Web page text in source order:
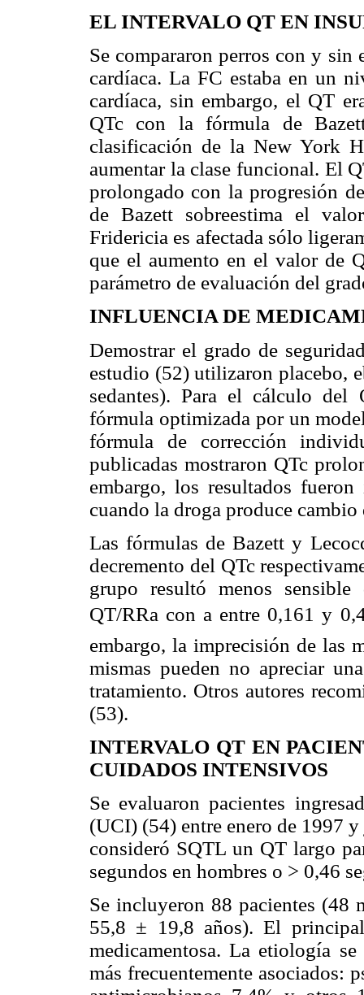
EL INTERVALO QT EN
Se compararon perros con y
cardíaca. La FC estaba en un
cardíaca, sin embargo, el QT
QTc con la fórmula de
clasificación de la New York
aumentar la clase funcional. El
prolongado con la progresión
de Bazett sobreestima el
Fridericia es afectada sólo
que el aumento en el valor de
parámetro de evaluación del
INFLUENCIA DE
Demostrar el grado de
estudio (52) utilizaron placebo,
sedantes). Para el cálculo
fórmula optimizada por un
fórmula de corrección
publicadas mostraron QTc
embargo, los resultados fueron
cuando la droga produce cambio
Las fórmulas de Bazett y
decremento del QTc
grupo resultó menos
QT/RRa con a entre 0,161 y
embargo, la imprecisión de las
mismas pueden no apreciar
tratamiento. Otros autores
(53).
INTERVALO QT EN
CUIDADOS INTENSIVOS
Se evaluaron pacientes
(UCI) (54) entre enero de 1997
consideró SQTL un QT largo
segundos en hombres o > 0,46
Se incluyeron 88 pacientes (48
55,8 ± 19,8 años). El
medicamentosa. La etiología
más frecuentemente asociados: